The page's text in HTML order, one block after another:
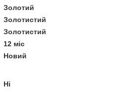
Золотий
Золотистий
Золотистий
12 міс
Новий
Ні